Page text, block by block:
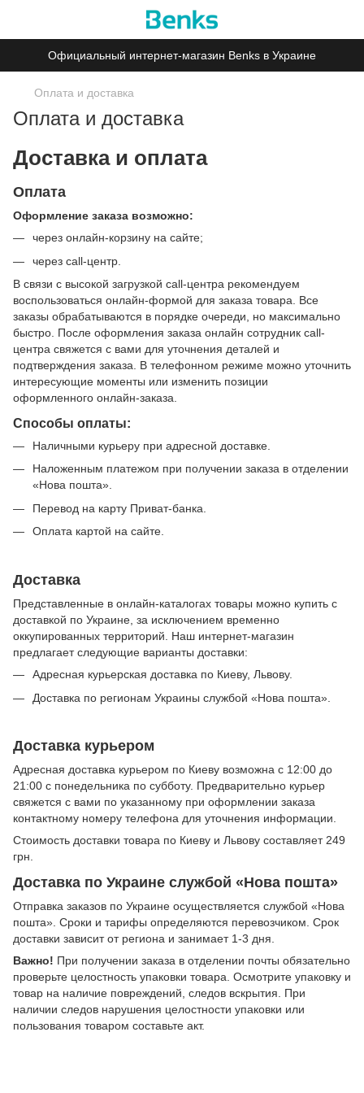
Официальный интернет-магазин Benks в Украине
Оплата и доставка
Оплата и доставка
Доставка и оплата
Оплата
Оформление заказа возможно:
через онлайн-корзину на сайте;
через call-центр.
В связи с высокой загрузкой call-центра рекомендуем
воспользоваться онлайн-формой для заказа товара. Все
заказы обрабатываются в порядке очереди, но максимально
быстро. После оформления заказа онлайн сотрудник call-
центра свяжется с вами для уточнения деталей и
подтверждения заказа. В телефонном режиме можно уточнить
интересующие моменты или изменить позиции
оформленного онлайн-заказа.
Способы оплаты:
Наличными курьеру при адресной доставке.
Наложенным платежом при получении заказа в отделении
«Нова пошта».
Перевод на карту Приват-банка.
Оплата картой на сайте.
Доставка
Представленные в онлайн-каталогах товары можно купить с
доставкой по Украине, за исключением временно
оккупированных территорий. Наш интернет-магазин
предлагает следующие варианты доставки:
Адресная курьерская доставка по Киеву, Львову.
Доставка по регионам Украины службой «Нова пошта».
Доставка курьером
Адресная доставка курьером по Киеву возможна с 12:00 до
21:00 с понедельника по субботу. Предварительно курьер
свяжется с вами по указанному при оформлении заказа
контактному номеру телефона для уточнения информации.
Стоимость доставки товара по Киеву и Львову составляет 249
грн.
Доставка по Украине службой «Нова пошта»
Отправка заказов по Украине осуществляется службой «Нова
пошта». Сроки и тарифы определяются перевозчиком. Срок
доставки зависит от региона и занимает 1-3 дня.
Важно! При получении заказа в отделении почты обязательно
проверьте целостность упаковки товара. Осмотрите упаковку и
товар на наличие повреждений, следов вскрытия. При
наличии следов нарушения целостности упаковки или
пользования товаром составьте акт.